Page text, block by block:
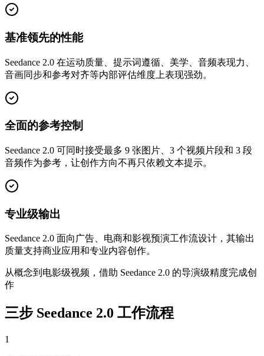
基准领先的性能
Seedance 2.0 在运动质量、提示词遵循、美学、音频表现力、
音画同步和参考对齐等内部评估维度上表现强劲。
全面的参考控制
Seedance 2.0 可同时接受最多 9 张图片、3 个视频片段和 3 段
音频作为参考，让创作方向不再只依赖文本提示。
专业级输出
Seedance 2.0 面向广告、电商和影视预演工作流设计，其输出
质量支持商业应用和专业内容创作。
从概念到电影级视频，借助 Seedance 2.0 的导演级精度完成创
作
三步 Seedance 2.0 工作流程
1